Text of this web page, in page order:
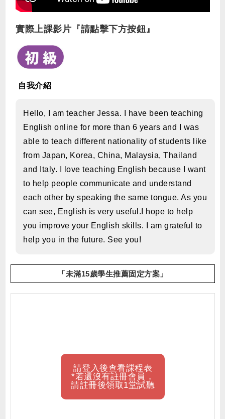
實際上課影片『請點擊下方按鈕』
自我介紹
Hello, I am teacher Jessa. I have been teaching
English online for more than 6 years and I was
able to teach different nationality of students like
from Japan, Korea, China, Malaysia, Thailand
and Italy. I love teaching English because I want
to help people communicate and understand
each other by speaking the same tongue. As you
can see, English is very useful.I hope to help
you improve your English skills. I am grateful to
help you in the future. See you!
「未滿15歲學生推薦固定方案」
請登入後查看課程表
*若還沒有註冊會員，
請註冊後領取1堂試聽